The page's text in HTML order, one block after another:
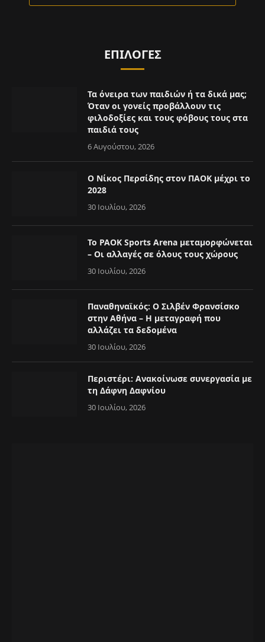
ΕΠΙΛΟΓΈΣ
Τα όνειρα των παιδιών ή τα δικά μας;
Όταν οι γονείς προβάλλουν τις
φιλοδοξίες και τους φόβους τους στα
παιδιά τους
6 Αυγούστου, 2026
Ο Νίκος Περσίδης στον ΠΑΟΚ μέχρι το
2028
30 Ιουλίου, 2026
Το PAOK Sports Arena μεταμορφώνεται
– Οι αλλαγές σε όλους τους χώρους
30 Ιουλίου, 2026
Παναθηναϊκός: Ο Σιλβέν Φρανσίσκο
στην Αθήνα – Η μεταγραφή που
αλλάζει τα δεδομένα
30 Ιουλίου, 2026
Περιστέρι: Ανακοίνωσε συνεργασία με
τη Δάφνη Δαφνίου
30 Ιουλίου, 2026